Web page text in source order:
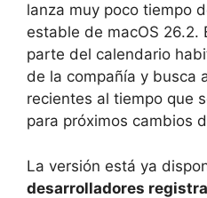
lanza muy poco tiempo
estable de macOS 26.2.
parte del calendario
de la compañía y busca
recientes al tiempo que
para próximos cambios
La versión está ya
desarrolladores